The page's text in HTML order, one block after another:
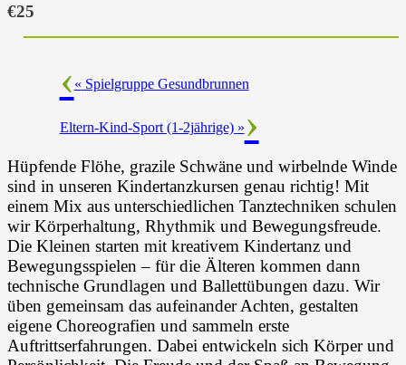
€25
« Spielgruppe Gesundbrunnen
Eltern-Kind-Sport (1-2jährige) »
Hüpfende Flöhe, grazile Schwäne und wirbelnde Winde
sind in unseren Kindertanzkursen genau richtig! Mit
einem Mix aus unterschiedlichen Tanztechniken schulen
wir Körperhaltung, Rhythmik und Bewegungsfreude.
Die Kleinen starten mit kreativem Kindertanz und
Bewegungsspielen – für die Älteren kommen dann
technische Grundlagen und Ballettübungen dazu. Wir
üben gemeinsam das aufeinander Achten, gestalten
eigene Choreografien und sammeln erste
Auftrittserfahrungen. Dabei entwickeln sich Körper und